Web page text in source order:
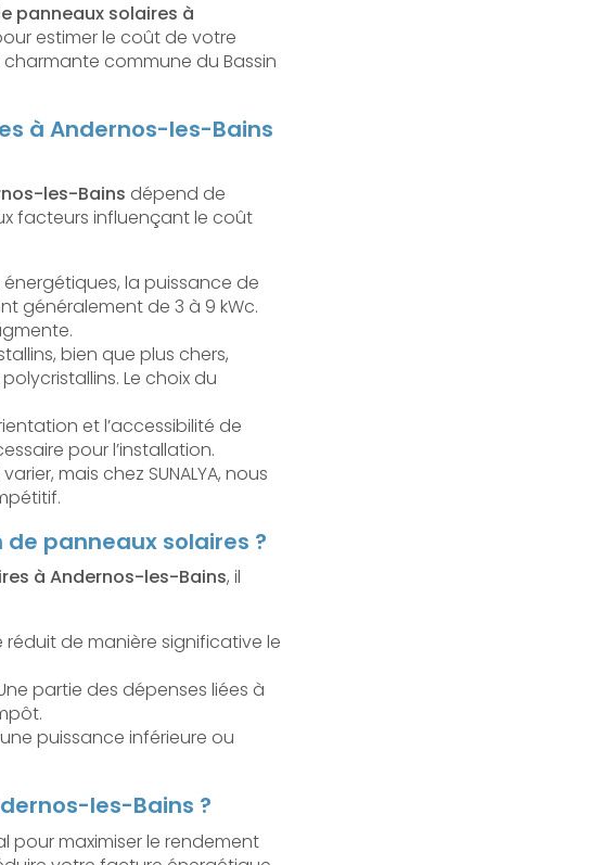
panneaux solaires à
estimer le coût de votre
commune du Bassin
à Andernos-les-Bains
les-Bains dépend de
facteurs influençant le coût
la puissance de
généralement de 3 à 9 kWc.
bien que plus chers,
Le choix du
et l’accessibilité de
pour l’installation.
mais chez SUNALYA, nous
panneaux solaires ?
à Andernos-les-Bains, il
réduit de manière significative le
partie des dépenses liées à
puissance inférieure ou
les-Bains ?
pour maximiser le rendement